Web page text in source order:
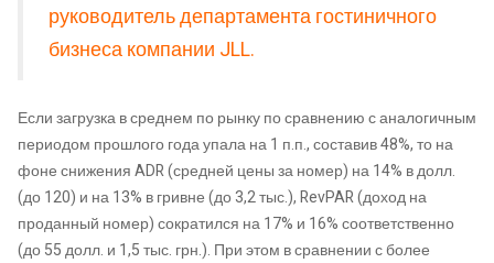
руководитель департамента гостиничного
бизнеса компании JLL.
Если загрузка в среднем по рынку по сравнению с аналогичным
периодом прошлого года упала на 1 п.п., составив 48%, то на
фоне снижения ADR (средней цены за номер) на 14% в долл.
(до 120) и на 13% в гривне (до 3,2 тыс.), RevPAR (доход на
проданный номер) сократился на 17% и 16% соответственно
(до 55 долл. и 1,5 тыс. грн.). При этом в сравнении с более